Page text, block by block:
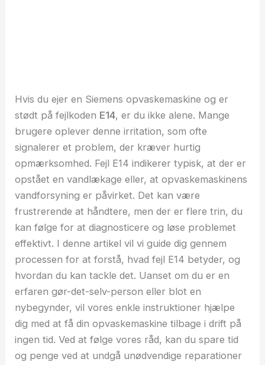
Hvis du ejer en Siemens opvaskemaskine og er
stødt på fejlkoden E14, er du ikke alene. Mange
brugere oplever denne irritation, som ofte
signalerer et problem, der kræver hurtig
opmærksomhed. Fejl E14 indikerer typisk, at der er
opstået en vandlækage eller, at opvaskemaskinens
vandforsyning er påvirket. Det kan være
frustrerende at håndtere, men der er flere trin, du
kan følge for at diagnosticere og løse problemet
effektivt. I denne artikel vil vi guide dig gennem
processen for at forstå, hvad fejl E14 betyder, og
hvordan du kan tackle det. Uanset om du er en
erfaren gør-det-selv-person eller blot en
nybegynder, vil vores enkle instruktioner hjælpe
dig med at få din opvaskemaskine tilbage i drift på
ingen tid. Ved at følge vores råd, kan du spare tid
og penge ved at undgå unødvendige reparationer